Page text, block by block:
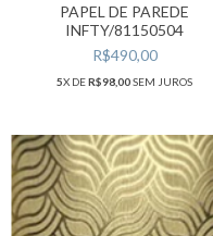
PAPEL DE PAREDE
INFTY/81150504
R$490,00
5X DER$98,00SEM JUROS